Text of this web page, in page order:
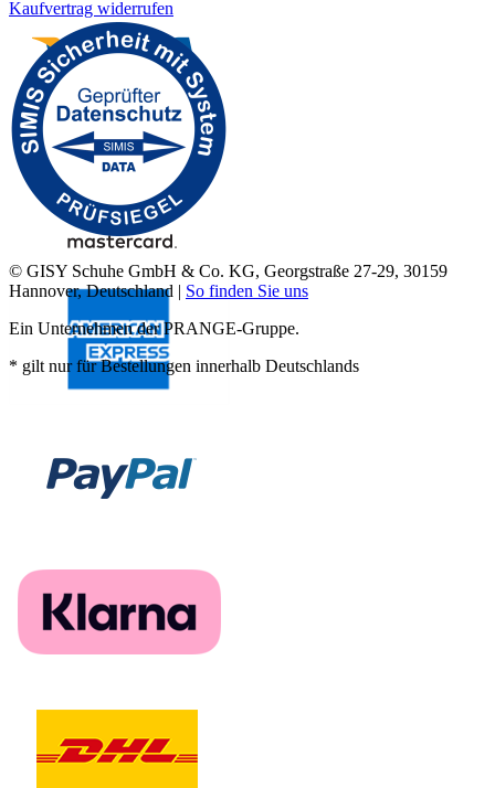
Kaufvertrag widerrufen
© GISY Schuhe GmbH & Co. KG, Georgstraße 27-29, 30159
Hannover, Deutschland | So finden Sie uns
Ein Unternehmen der PRANGE-Gruppe.
* gilt nur für Bestellungen innerhalb Deutschlands